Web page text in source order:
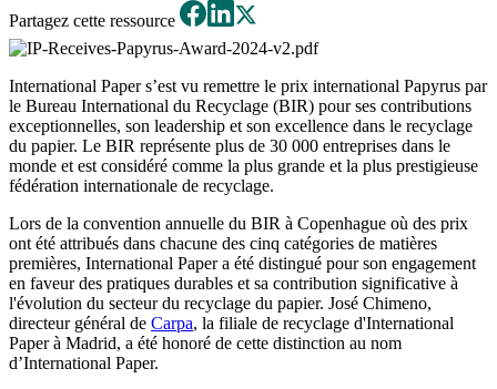
Partagez cette ressource
International Paper s’est vu remettre le prix international Papyrus par
le Bureau International du Recyclage (BIR) pour ses contributions
exceptionnelles, son leadership et son excellence dans le recyclage
du papier. Le BIR représente plus de 30 000 entreprises dans le
monde et est considéré comme la plus grande et la plus prestigieuse
fédération internationale de recyclage.
Lors de la convention annuelle du BIR à Copenhague où des prix
ont été attribués dans chacune des cinq catégories de matières
premières, International Paper a été distingué pour son engagement
en faveur des pratiques durables et sa contribution significative à
l'évolution du secteur du recyclage du papier. José Chimeno,
directeur général de Carpa, la filiale de recyclage d'International
Paper à Madrid, a été honoré de cette distinction au nom
d’International Paper.